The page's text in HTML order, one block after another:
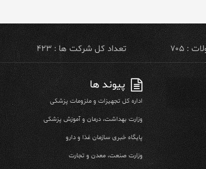
: ۷۰۵ تعداد کل شرکت ها : ۴۲۳
پیوند ها
اداره کل تجهیزات و ملزومات پزشکی
وزارت بهداشت، درمان و آموزش پزشکی
پایگاه خبری سازمان غذا و دارو
وزارت صنعت، معدن و تجارت